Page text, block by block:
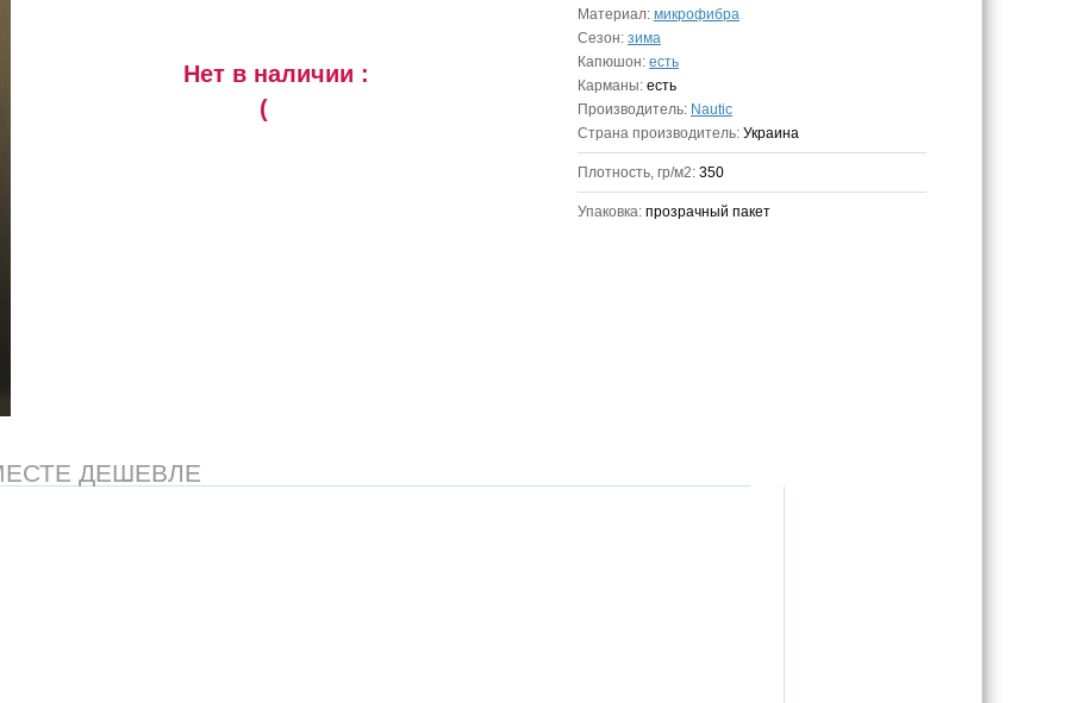
Нет в наличии :
(
Материал: микрофибра
Сезон: зима
Капюшон: есть
Карманы: есть
Производитель: Nautic
Страна производитель: Украина
Плотность, гр/м2: 350
Упаковка: прозрачный пакет
ДЕШЕВЛЕ